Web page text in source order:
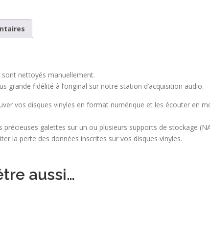
,
€
nettoyés manuellement.
grande fidélité à l’original sur notre station d’acquisition audio.
vos disques vinyles en format numérique et les écouter en
galettes sur un ou plusieurs supports de stockage
la perte des données inscrites sur vos disques vinyles.
aussi…